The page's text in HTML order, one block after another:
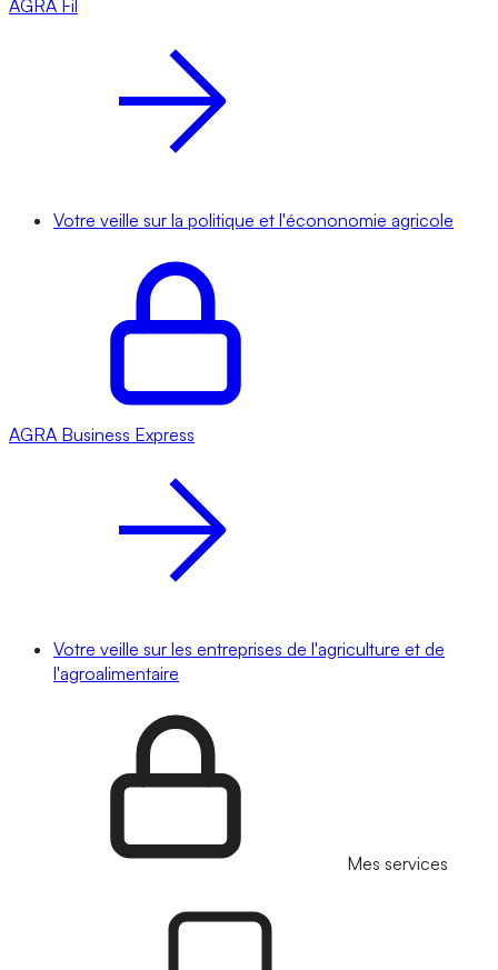
AGRA Fil
Votre veille sur la politique et l'écononomie agricole
AGRA Business Express
Votre veille sur les entreprises de l'agriculture et de
l'agroalimentaire
Mes services